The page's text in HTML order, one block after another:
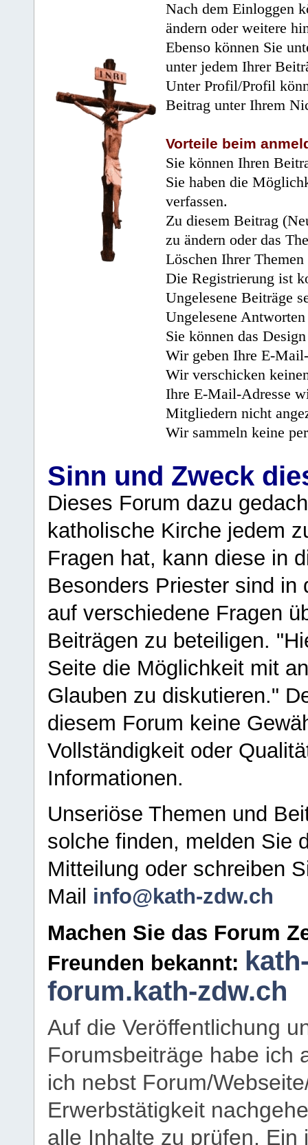
Nach dem Einloggen
ändern oder weitere
Ebenso können Sie
unter jedem Ihrer
Unter Profil/Profil
Beitrag unter Ihrem
Vorteile beim
Sie können Ihren
Sie haben die
verfassen.
Zu diesem Beitrag
zu ändern oder das
Löschen Ihrer
Die Registrierung ist
Ungelesene Beiträge
Ungelesene
Sie können das
Wir geben Ihre E-
Wir verschicken
Ihre E-Mail-Adresse
Mitgliedern nicht
Wir sammeln keine
Sinn und Zweck
Dieses Forum dazu
katholische Kirche jedem
Fragen hat, kann diese in
Besonders Priester sind in
auf verschiedene Fragen
Beiträgen zu beteiligen.
Seite die Möglichkeit mit
Glauben zu diskutieren."
diesem Forum keine
Vollständigkeit oder
Informationen.
Unseriöse Themen und
solche finden, melden Sie
Mitteilung oder schreiben
Mail info@kath-zdw.ch
Machen Sie das Forum
Freunden bekannt:
forum.kath-zdw.ch
Auf die Veröffentlichung
Forumsbeiträge habe ich
ich nebst Forum/
Erwerbstätigkeit
alle Inhalte zu prüfen.